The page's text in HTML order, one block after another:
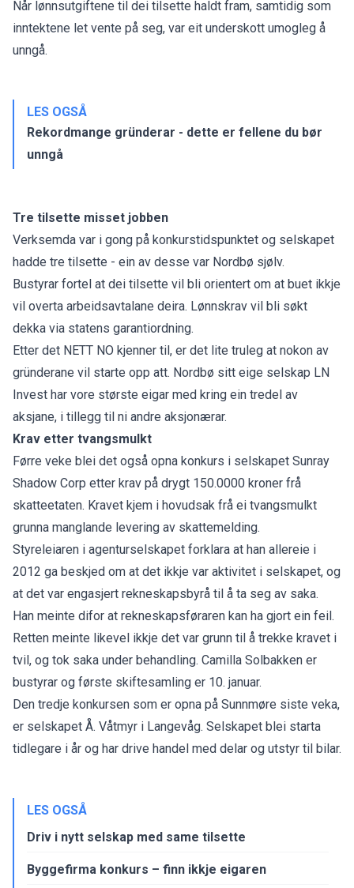
Når lønnsutgiftene til dei tilsette haldt fram, samtidig som
inntektene let vente på seg, var eit underskott umogleg å
unngå.
LES OGSÅ
Rekordmange gründerar - dette er fellene du bør
unngå
Tre tilsette misset jobben
Verksemda var i gong på konkurstidspunktet og selskapet
hadde tre tilsette - ein av desse var Nordbø sjølv.
Bustyrar fortel at dei tilsette vil bli orientert om at buet ikkje
vil overta arbeidsavtalane deira. Lønnskrav vil bli søkt
dekka via statens garantiordning.
Etter det NETT NO kjenner til, er det lite truleg at nokon av
gründerane vil starte opp att. Nordbø sitt eige selskap LN
Invest har vore største eigar med kring ein tredel av
aksjane, i tillegg til ni andre aksjonærar.
Krav etter tvangsmulkt
Førre veke blei det også opna konkurs i selskapet Sunray
Shadow Corp etter krav på drygt 150.0000 kroner frå
skatteetaten. Kravet kjem i hovudsak frå ei tvangsmulkt
grunna manglande levering av skattemelding.
Styreleiaren i agenturselskapet forklara at han allereie i
2012 ga beskjed om at det ikkje var aktivitet i selskapet, og
at det var engasjert rekneskapsbyrå til å ta seg av saka.
Han meinte difor at rekneskapsføraren kan ha gjort ein feil.
Retten meinte likevel ikkje det var grunn til å trekke kravet i
tvil, og tok saka under behandling. Camilla Solbakken er
bustyrar og første skiftesamling er 10. januar.
Den tredje konkursen som er opna på Sunnmøre siste veka,
er selskapet Å. Våtmyr i Langevåg. Selskapet blei starta
tidlegare i år og har drive handel med delar og utstyr til bilar.
LES OGSÅ
Driv i nytt selskap med same tilsette
Byggefirma konkurs – finn ikkje eigaren